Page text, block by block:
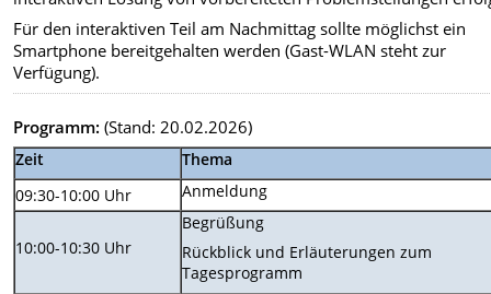
Für den interaktiven Teil am Nachmittag sollte möglichst ein
Smartphone bereitgehalten werden (Gast-WLAN steht zur
Verfügung).
Programm: (Stand: 20.02.2026)
Zeit
Thema
09:30-10:00 Uhr
Anmeldung
10:00-10:30 Uhr
Begrüßung
Rückblick und Erläuterungen zum
Tagesprogramm